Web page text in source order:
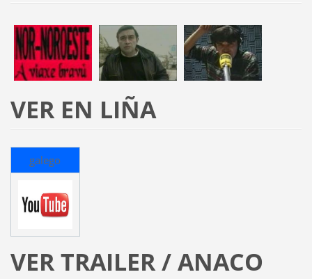
VER EN LIÑA
galego
VER TRAILER / ANACO